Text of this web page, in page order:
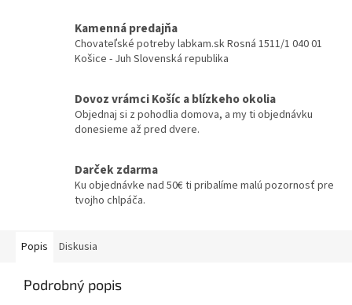
Kamenná predajňa
Chovateľské potreby labkam.sk Rosná 1511/1 040 01
Košice - Juh Slovenská republika
Dovoz vrámci Košíc a blízkeho okolia
Objednaj si z pohodlia domova, a my ti objednávku
donesieme až pred dvere.
Darček zdarma
Ku objednávke nad 50€ ti pribalíme malú pozornosť pre
tvojho chlpáča.
Popis Diskusia
Podrobný popis